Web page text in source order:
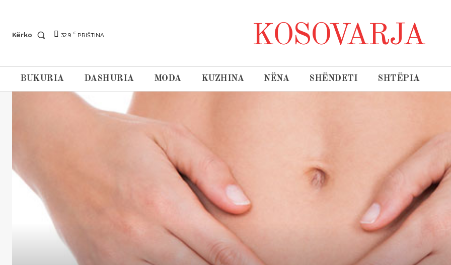
Kërko 32.9 C PRIŠTINA KOSOVARJA
BUKURIA DASHURIA MODA KUZHINA NËNA SHËNDETI SHTËPIA